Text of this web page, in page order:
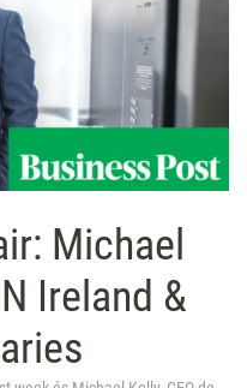
Michael
Ireland &